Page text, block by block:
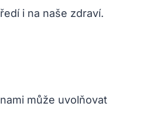
i na naše zdraví.
může uvolňovat